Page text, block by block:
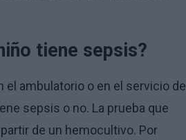
tiene sepsis?
el ambulatorio o en el servicio de
sepsis o no. La prueba que
de un hemocultivo. Por